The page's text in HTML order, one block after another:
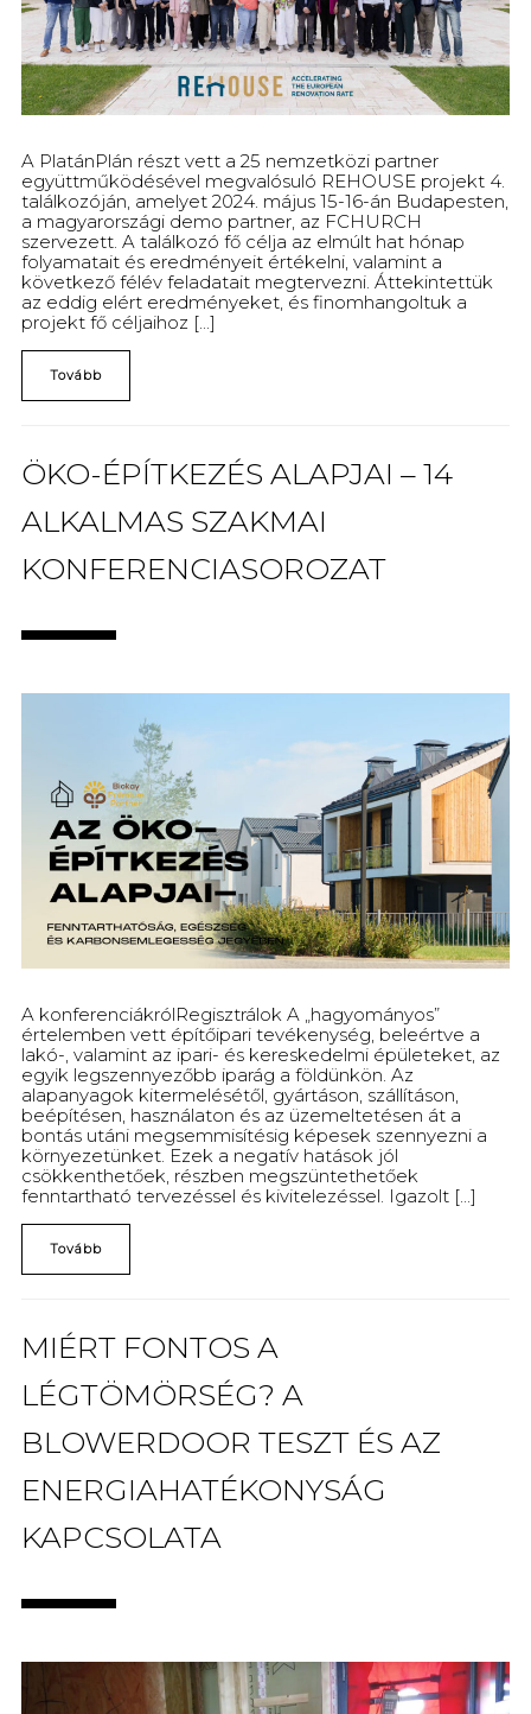
A PlatánPlán részt vett a 25 nemzetközi partner
együttműködésével megvalósuló REHOUSE projekt 4.
találkozóján, amelyet 2024. május 15-16-án Budapesten,
a magyarországi demo partner, az FCHURCH
szervezett. A találkozó fő célja az elmúlt hat hónap
folyamatait és eredményeit értékelni, valamint a
következő félév feladatait megtervezni. Áttekintettük
az eddig elért eredményeket, és finomhangoltuk a
projekt fő céljaihoz [...]
Tovább
ÖKO-ÉPÍTKEZÉS ALAPJAI – 14
ALKALMAS SZAKMAI
KONFERENCIASOROZAT
A konferenciákrólRegisztrálok A „hagyományos”
értelemben vett építőipari tevékenység, beleértve a
lakó-, valamint az ipari- és kereskedelmi épületeket, az
egyik legszennyezőbb iparág a földünkön. Az
alapanyagok kitermelésétől, gyártáson, szállításon,
beépítésen, használaton és az üzemeltetésen át a
bontás utáni megsemmisítésig képesek szennyezni a
környezetünket. Ezek a negatív hatások jól
csökkenthetőek, részben megszüntethetőek
fenntartható tervezéssel és kivitelezéssel. Igazolt [...]
Tovább
MIÉRT FONTOS A
LÉGTÖMÖRSÉG? A
BLOWERDOOR TESZT ÉS AZ
ENERGIAHATÉKONYSÁG
KAPCSOLATA